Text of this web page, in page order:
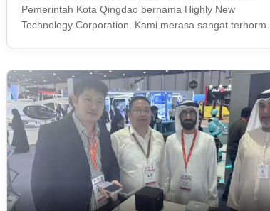
Pemerintah Kota Qingdao bernama Highly New
Technology Corporation. Kami merasa sangat terhormat
perjalanan kami masih panjang dan kami memiliki
tanggung jawab ...